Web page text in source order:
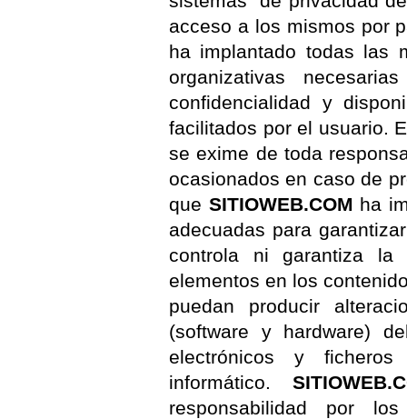
acceso a los mismos por
ha implantado todas las
organizativas
confidencialidad y
facilitados por el usuario.
se exime de toda
ocasionados en caso de
que SITIOWEB.COM ha
adecuadas para
controla ni garantiza
elementos en los
puedan producir
(software y hardware)
electrónicos y
informático.
responsabilidad por